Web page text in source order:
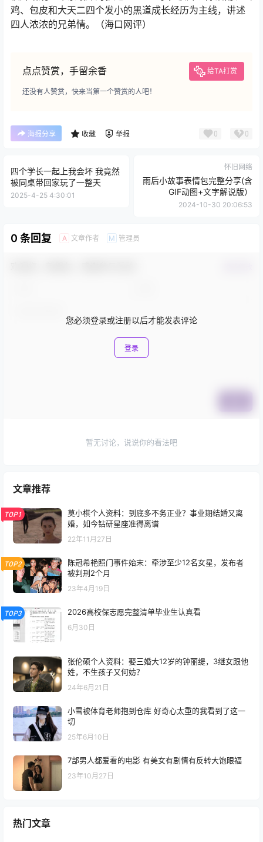
鸡、包皮和大天二四个发小的黑道成长经历为主线，讲述
四人浓浓的兄弟情。（海口网评）
点点赞赏，手留余香 给TA打赏
还没有人赞赏，快来当第一个赞赏的人吧！
海报分享 收藏 举报 0 0
四个学长一起上我会坏 我竟然
被同桌带回家玩了一整天
2025-4-25 4:30:01
怀旧网络
雨后小故事表情包完整分享(含
GIF动图+文字解说版）
2024-10-30 20:06:53
0 条回复 A 文章作者 M 管理员
您必须登录或注册以后才能发表评论
登录
暂无讨论，说说你的看法吧
文章推荐
TOP1
莫小棋个人资料：到底多不务正业？事业期结婚又离
婚，如今钻研星座准得离谱
22年11月27日
TOP2
陈冠希艳照门事件始末：牵涉至少12名女星，发布者
被判刑2个月
23年4月19日
TOP3 2026高校保志愿完整清单毕业生认真看
6月30日
张伦硕个人资料：娶三婚大12岁的钟丽缇，3继女跟他
姓，不生孩子又何妨？
24年6月21日
小雪被体育老师抱到仓库 好奇心太重的我看到了这一
切
25年6月10日
7部男人都爱看的电影 有美女有剧情有反转大饱眼福
23年10月27日
热门文章